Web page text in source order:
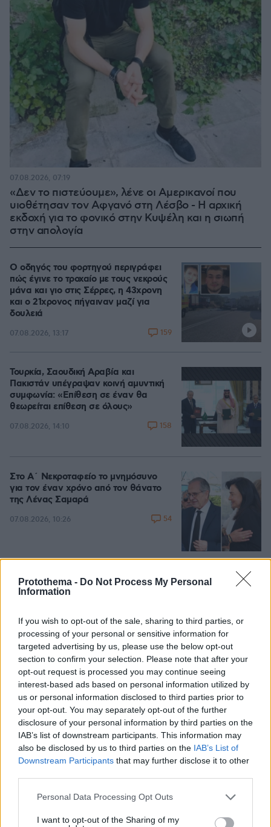
Protothema - Do Not Process My Personal
Information
If you wish to opt-out of the sale, sharing to third parties, or
processing of your personal or sensitive information for
targeted advertising by us, please use the below opt-out
section to confirm your selection. Please note that after your
opt-out request is processed you may continue seeing
interest-based ads based on personal information utilized by
us or personal information disclosed to third parties prior to
your opt-out. You may separately opt-out of the further
disclosure of your personal information by third parties on the
IAB’s list of downstream participants. This information may
also be disclosed by us to third parties on the IAB’s List of
Downstream Participants that may further disclose it to other
Please note that this website/app uses one or more Google
not limited to your visit or usage behaviour. You may click to
Personal Data Processing Opt Outs
I want to opt-out of the Sharing of my
«Δεν το πιστεύουμε», λένε οι Αμερικανοί που
υιοθέτησαν τον Αφγανό στη Λέσβο - Η αρχική
εκδοχή για το φονικό στην Κυψέλη και η σιωπή
στην απολογία
07.08.2026, 07:19
Ο οδηγός του φορτηγού περιγράφει
πώς έγινε το τροχαίο με τους νεκρούς
μάνα και γιο στις Σέρρες, η 43χρονη
και ο 21χρονος πήγαιναν μαζί για
δουλειά
07.08.2026, 13:17 159
Τουρκία, Σαουδική Αραβία και
Πακιστάν υπέγραψαν κοινή αμυντική
συμφωνία: «Επίθεση σε έναν θα
θεωρείται επίθεση σε όλους»
07.08.2026, 14:10 158
Στο Α΄ Νεκροταφείο το μνημόσυνο
για τον έναν χρόνο από τον θάνατο
της Λένας Σαμαρά
07.08.2026, 10:26 54
22 χρόνια από τα εγκαίνια της
γέφυρας Ρίου-Αντιρρίου: Αντέχει
τυφώνες και κόστισε 800 εκατ. ευρώ
07.08.2026, 09:08 25
Βόρεια Εύβοια: Οι 14 λίμνες που
γεννήθηκαν από εγκαταλελειμμένα
μεταλλεία δημιουργώντας ένα
μοναδικό οικοσύστημα, δείτε
αεροφωτογραφίες
07.08.2026, 15:58 11
«Δεν θα με κυριεύσει ο φόβος»: Ο
περιπτεράς της Γαστούνης άνοιξε
ξανά το κατάστημά του μετά τις